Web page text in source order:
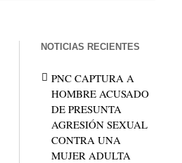
NOTICIAS RECIENTES
PNC CAPTURA A
HOMBRE ACUSADO
DE PRESUNTA
AGRESIÓN SEXUAL
CONTRA UNA
MUJER ADULTA